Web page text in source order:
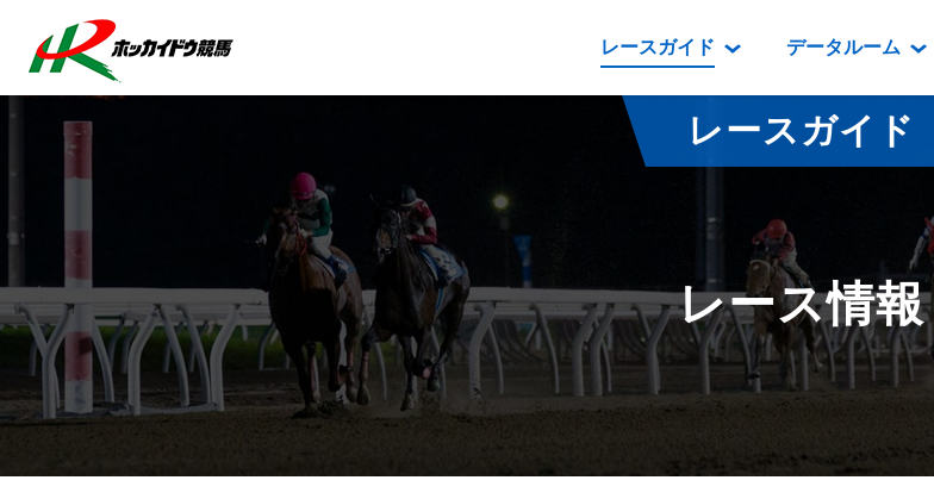
レースガイド
レース情報
払戻金一覧
騎手成績表
馬番成績表
オッズ
データルーム
データルーム
騎手・調教師紹介
坂路調教映像
遠征馬情報
番組編成要領
映像コ
重
重
レ
新
レースガイド
レース情報